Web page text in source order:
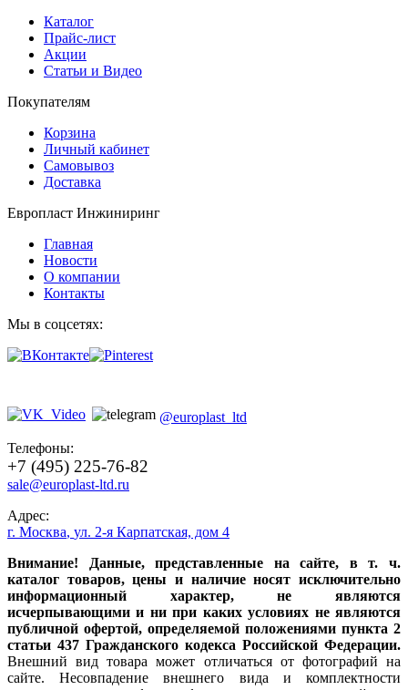
Каталог
Прайс-лист
Акции
Статьи и Видео
Покупателям
Корзина
Личный кабинет
Самовывоз
Доставка
Европласт Инжиниринг
Главная
Новости
О компании
Контакты
Мы в соцсетях:
@europlast_ltd
Телефоны:
+7 (495) 225-76-82
sale@europlast-ltd.ru
Адрес:
г. Москва, ул. 2-я Карпатская, дом 4
Внимание! Данные, представленные на сайте, в т. ч.
каталог товаров, цены и наличие носят исключительно
информационный характер, не являются
исчерпывающими и ни при каких условиях не являются
публичной офертой, определяемой положениями пункта 2
статьи 437 Гражданского кодекса Российской Федерации.
Внешний вид товара может отличаться от фотографий на
сайте. Несовпадение внешнего вида и комплектности